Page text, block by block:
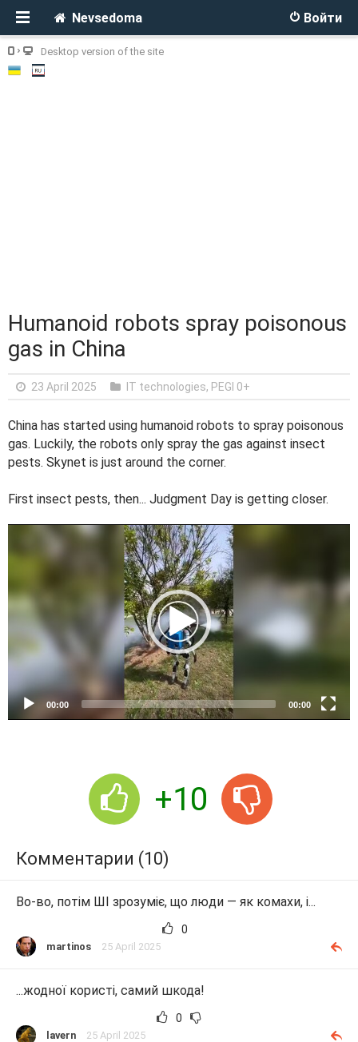
Войти
Nevsedoma
Desktop version of the site
Humanoid robots spray poisonous
gas in China
23 April 2025 IT technologies, PEGI 0+
China has started using humanoid robots to spray poisonous
gas. Luckily, the robots only spray the gas against insect
pests. Skynet is just around the corner.
First insect pests, then... Judgment Day is getting closer.
i
e
a
e
r
00:00 00:00
+10
Комментарии (10)
Во-во, потім ШІ зрозуміє, що люди — як комахи, і...
0
martinos 25 April 2025
...жодної користі, самий шкода!
0
lavern 25 April 2025